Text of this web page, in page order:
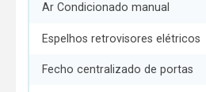
Ar Condicionado manual
Espelhos retrovisores elétricos
Fecho centralizado de portas